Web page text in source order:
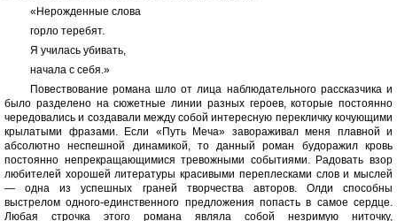
«Нерожденные слова
горло теребят.
Я училась убивать,
начала с себя.»
Повествование романа шло от лица наблюдательного рассказчика и
было разделено на сюжетные линии разных героев, которые постоянно
чередовались и создавали между собой интересную перекличку кочующими
крылатыми фразами. Если «Путь Меча» завораживал меня плавной и
абсолютно неспешной динамикой, то данный роман будоражил кровь
постоянно непрекращающимися тревожными событиями. Радовать взор
любителей хорошей литературы красивыми переплесками слов и мыслей
— одна из успешных граней творчества авторов. Олди способны
выстрелом одного-единственного предложения попасть в самое сердце.
Любая строчка этого романа являла собой незримую ниточку,